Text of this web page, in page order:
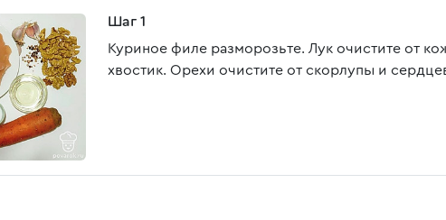
Шаг 1
Куриное филе разморозьте. Лук очистите от
хвостик. Орехи очистите от скорлупы и